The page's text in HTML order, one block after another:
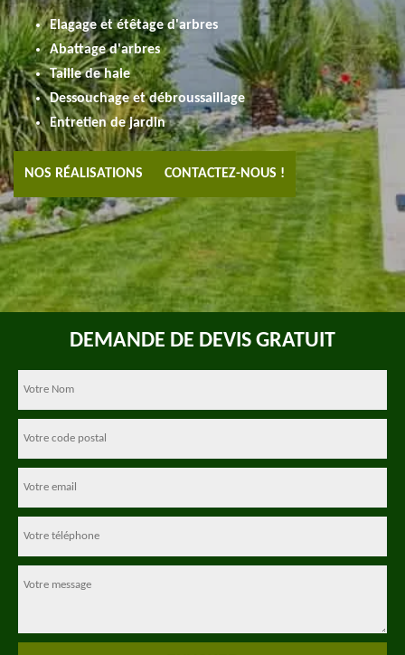
Elagage et étêtage d'arbres
Abattage d'arbres
Taille de haie
Dessouchage et débroussaillage
Entretien de jardin
NOS RÉALISATIONS CONTACTEZ-NOUS !
DEMANDE DE DEVIS GRATUIT